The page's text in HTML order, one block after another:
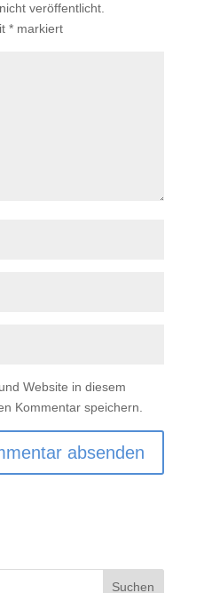
veröffentlicht.
*markiert
Website in diesem
Kommentar speichern.